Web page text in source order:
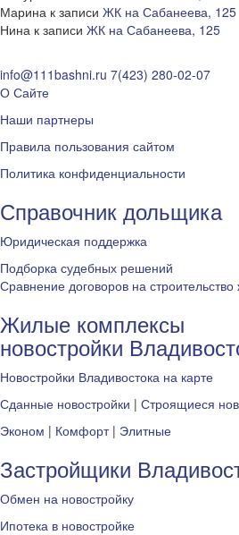
Марина к записи ЖК на Сабанеева, 125
Нина к записи ЖК на Сабанеева, 125
info@111bashni.ru 7(423) 280-02-07
О Сайте
Наши партнеры
Правила пользования сайтом
Политика конфиденциальности
Справочник дольщика
Юридическая поддержка
Подборка судебных решений
Сравнение договоров на строительство
Жилые комплексы
новостройки
Новостройки Владивостока на карте
Сданные новостройки | Строящиеся
Эконом | Комфорт| Элитные
Застройщики
Обмен на новостройку
Ипотека в новостройке